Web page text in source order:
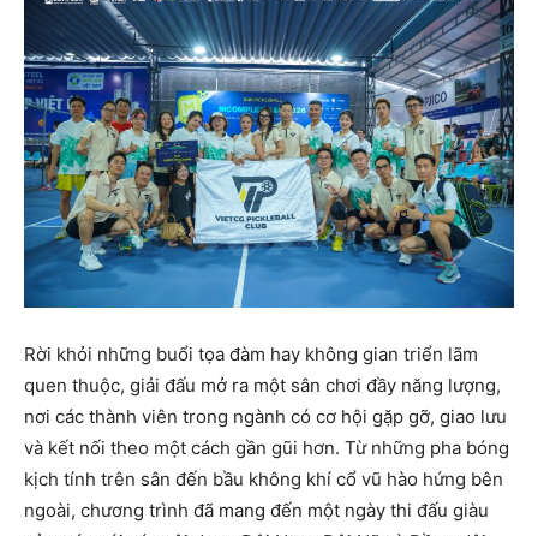
Rời khỏi những buổi tọa đàm hay không gian triển lãm
quen thuộc, giải đấu mở ra một sân chơi đầy năng lượng,
nơi các thành viên trong ngành có cơ hội gặp gỡ, giao lưu
và kết nối theo một cách gần gũi hơn. Từ những pha bóng
kịch tính trên sân đến bầu không khí cổ vũ hào hứng bên
ngoài, chương trình đã mang đến một ngày thi đấu giàu